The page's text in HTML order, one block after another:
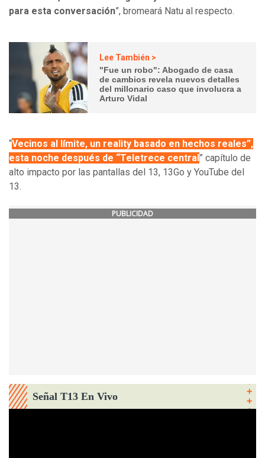
para esta conversación”, bromeará Natu al respecto.
Lee También >
"Fue un robo": Abogado de casa
de cambios revela nuevos detalles
del millonario caso que involucra a
Arturo Vidal
“Vecinos al límite, un reality basado en hechos reales”,
esta noche después de “Teletrece central ” capítulo de
alto impacto por las pantallas del 13, 13Go y YouTube del
13.
PUBLICIDAD
Señal T13 En Vivo